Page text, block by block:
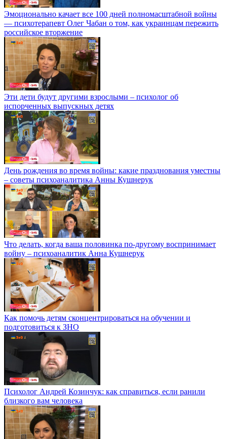
Эмоционально качает все 100 дней полномасштабной войны
— психотерапевт Олег Чабан о том, как украинцам пережить
российское вторжение
Эти дети будут другими взрослыми – психолог об
испорченных выпускных детях
День рождения во время войны: какие празднования уместны
– советы психоаналитика Анны Кушнерук
Что делать, когда ваша половинка по-другому воспринимает
войну – психоаналитик Анна Кушнерук
Как помочь детям сконцентрироваться на обучении и
подготовиться к ЗНО
Психолог Андрей Козинчук: как справиться, если ранили
близкого вам человека